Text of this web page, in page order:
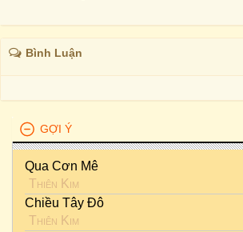
Bình Luận
GỢI Ý
Qua Cơn Mê
Thiên Kim
Chiều Tây Đô
Thiên Kim